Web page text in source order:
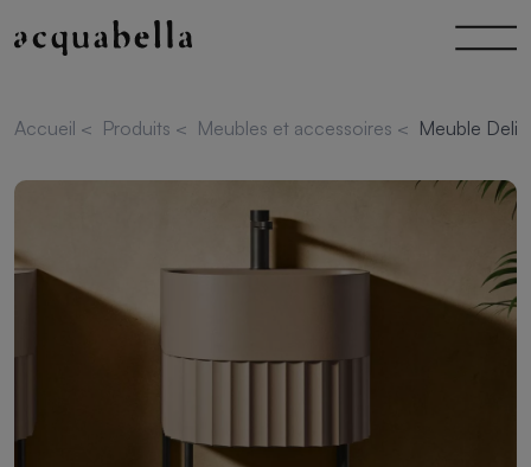
Accueil < Produits < Meubles et accessoires < Meuble Delia